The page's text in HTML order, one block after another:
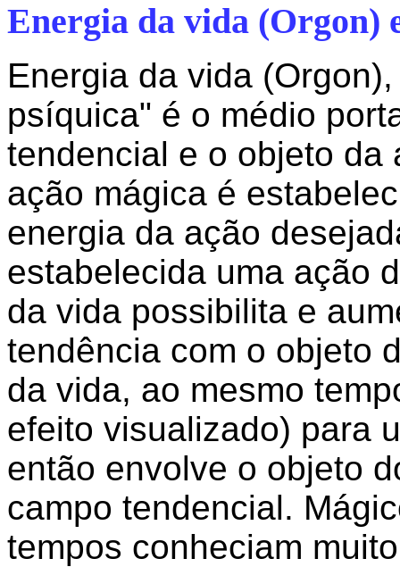
Energia da vida (Orgon)
Energia da vida
psíquica" é o médio
tendencial e o objeto da
ação mágica é
energia da ação
estabelecida uma ação
da vida possibilita e
tendência com o objeto
da vida, ao mesmo
efeito visualizado) para
então envolve o objeto
campo tendencial.
tempos conheciam